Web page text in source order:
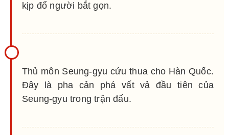
kịp đổ người bắt gọn.
Thủ môn Seung-gyu cứu thua cho Hàn Quốc.
Đây là pha cản phá vất vả đầu tiên của
Seung-gyu trong trận đấu.